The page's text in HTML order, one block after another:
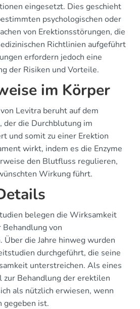
eingesetzt. Dies geschieht
psychologischen oder
von Erektionsstörungen, die
Richtlinien aufgeführt
erfordern jedoch eine
der Risiken und Vorteile.
im Körper
Levitra beruht auf dem
die Durchblutung im
und somit zu einer Erektion
wirkt, indem es die Enzyme
den Blutfluss regulieren,
Wirkung führt.
belegen die Wirksamkeit
von
Über die Jahre hinweg wurden
durchgeführt, die seine
unterstreichen. Als eines
Behandlung der erektilen
als nützlich erwiesen, wenn
gegeben ist.